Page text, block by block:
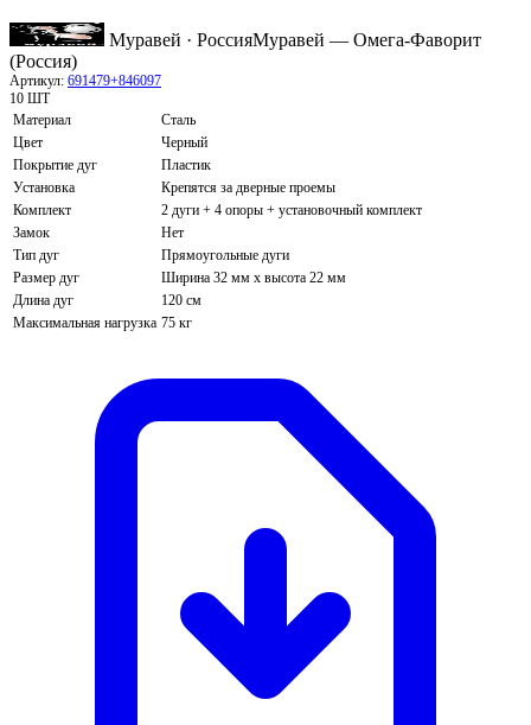
Муравей · РоссияМуравей — Омега-Фаворит
(Россия)
Артикул: 691479+846097
10 ШТ
Материал
Сталь
Цвет
Черный
Покрытие дуг
Пластик
Установка
Крепятся за дверные проемы
Комплект
2 дуги + 4 опоры + установочный комплект
Замок
Нет
Тип дуг
Прямоугольные дуги
Размер дуг
Ширина 32 мм х высота 22 мм
Длина дуг
120 см
Максимальная нагрузка 75 кг